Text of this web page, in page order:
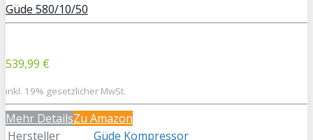
Güde 580/10/50
539,99 €
inkl. 19% gesetzlicher MwSt.
Mehr DetailsZu Amazon
Hersteller
Güde Kompressor